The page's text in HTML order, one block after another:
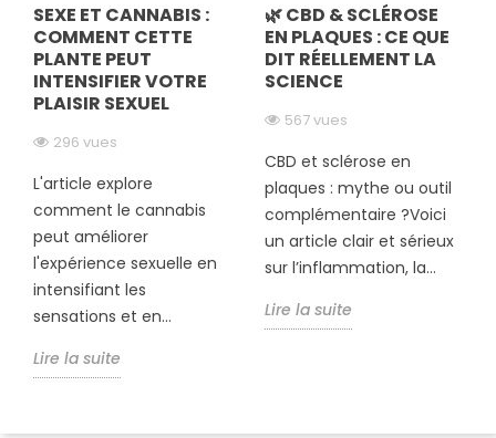
SEXE ET CANNABIS :
COMMENT CETTE
PLANTE PEUT
INTENSIFIER VOTRE
PLAISIR SEXUEL
296 vues
L'article explore
comment le cannabis
peut améliorer
l'expérience sexuelle en
intensifiant les
sensations et en...
Lire la suite
🌿 CBD & SCLÉROSE
EN PLAQUES : CE QUE
DIT RÉELLEMENT LA
SCIENCE
567 vues
CBD et sclérose en
plaques : mythe ou outil
complémentaire ?Voici
un article clair et sérieux
sur l’inflammation, la...
Lire la suite